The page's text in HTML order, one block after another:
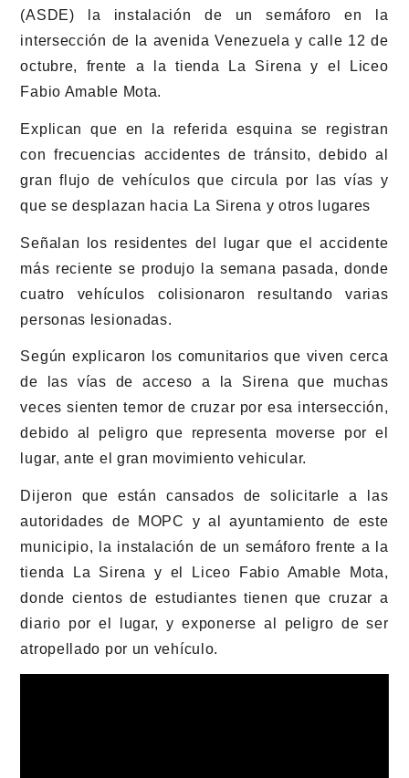
(ASDE) la instalación de un semáforo en la
intersección de la avenida Venezuela y calle 12 de
octubre, frente a la tienda La Sirena y el Liceo
Fabio Amable Mota.
Explican que en la referida esquina se registran
con frecuencias accidentes de tránsito, debido al
gran flujo de vehículos que circula por las vías y
que se desplazan hacia La Sirena y otros lugares
Señalan los residentes del lugar que el accidente
más reciente se produjo la semana pasada, donde
cuatro vehículos colisionaron resultando varias
personas lesionadas.
Según explicaron los comunitarios que viven cerca
de las vías de acceso a la Sirena que muchas
veces sienten temor de cruzar por esa intersección,
debido al peligro que representa moverse por el
lugar, ante el gran movimiento vehicular.
Dijeron que están cansados de solicitarle a las
autoridades de MOPC y al ayuntamiento de este
municipio, la instalación de un semáforo frente a la
tienda La Sirena y el Liceo Fabio Amable Mota,
donde cientos de estudiantes tienen que cruzar a
diario por el lugar, y exponerse al peligro de ser
atropellado por un vehículo.